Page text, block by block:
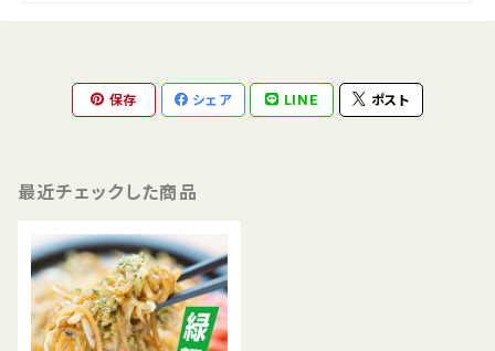
保存 シェア LINE ポスト
最近チェックした商品